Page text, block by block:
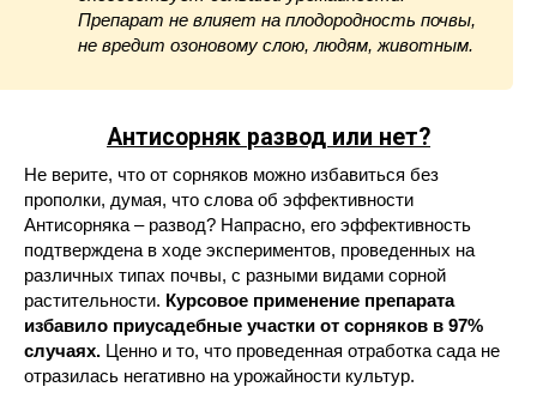
Препарат не влияет на плодородность почвы,
не вредит озоновому слою, людям, животным.
Антисорняк развод или нет?
Не верите, что от сорняков можно избавиться без
прополки, думая, что слова об эффективности
Антисорняка – развод? Напрасно, его эффективность
подтверждена в ходе экспериментов, проведенных на
различных типах почвы, с разными видами сорной
растительности. Курсовое применение препарата
избавило приусадебные участки от сорняков в 97%
случаях. Ценно и то, что проведенная отработка сада не
отразилась негативно на урожайности культур.